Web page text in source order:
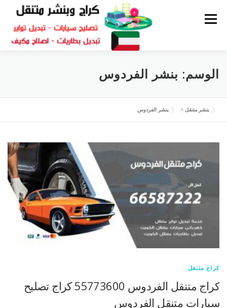
القائمة
كراج متنقلالوسم: بنشر الفردوس
بنشر متنقل > بنشر الفردوس
كراج متنقل
كراج متنقل الفردوس 55773600 كراج تصليح
سيارات متنقل الفردوس